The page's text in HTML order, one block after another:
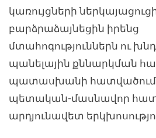
կառույցների
բարձրաձայնեցին իրենց
մտահոգություններն ու
պանելային քննարկման
պատասխանի
պետական-մասնավոր
արդյունավետ